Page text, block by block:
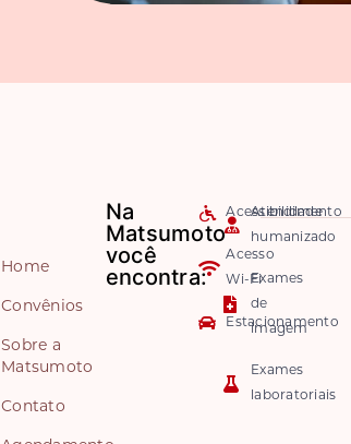
Home
Convênios
Sobre a
Matsumoto
Contato
Na
Matsumoto
você
encontra:
Acessibilidade
Acesso
Wi-Fi
Estacionamento
Atendimento
humanizado
Exames
de
imagem
Exames
laboratoriais